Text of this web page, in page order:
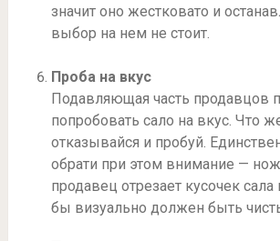
значит оно жестковато и
выбор на нем не стоит.
Проба на вкус
Подавляющая часть продавцов
попробовать сало на вкус. Что
отказывайся и пробуй.
обрати при этом внимание —
продавец отрезает кусочек сала
бы визуально должен быть